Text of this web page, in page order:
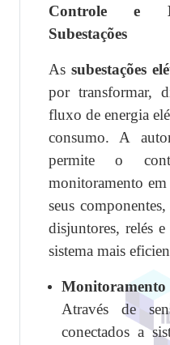
Controle e
Subestações
As subestações
por transformar,
fluxo de energia
consumo. A
permite o
monitoramento
seus
disjuntores, relés
sistema mais
Através de
conectados a